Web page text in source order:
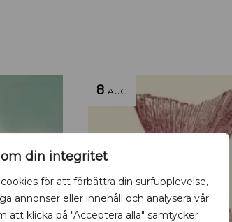
din integritet
för att förbättra din surfupplevelse,
annonser eller innehåll och analysera vår
att klicka på "Acceptera alla" samtycker
8 AUG